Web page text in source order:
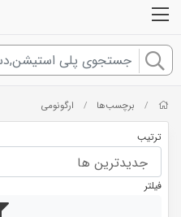
/ برچسب‌ها / ارگونومی
ترتیب
فیلتر